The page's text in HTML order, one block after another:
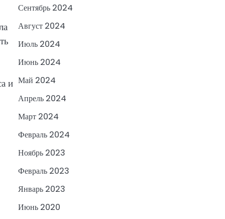
и
Сентябрь 2024
Август 2024
Июль 2024
Июнь 2024
Май 2024
Апрель 2024
Март 2024
Февраль 2024
Ноябрь 2023
Февраль 2023
Январь 2023
Июнь 2020